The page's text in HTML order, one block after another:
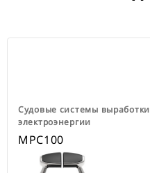
Судовые системы выработки
электроэнергии
MPC100